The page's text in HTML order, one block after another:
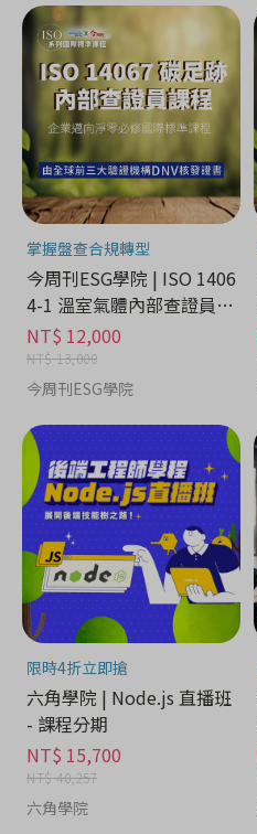
掌握盤查合規轉型
今周刊ESG學院 | ISO 1406
4-1 溫室氣體內部查證員課
程 - 課程學習分期
NT$ 12,000
NT$ 13,000
今周刊ESG學院
限時4折立即搶
六角學院 | Node.js 直播班
- 課程分期
NT$ 15,700
NT$ 40,257
六角學院